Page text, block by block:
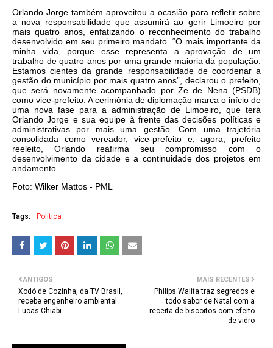
Orlando Jorge também aproveitou a ocasião para refletir sobre
a nova responsabilidade que assumirá ao gerir Limoeiro por
mais quatro anos, enfatizando o reconhecimento do trabalho
desenvolvido em seu primeiro mandato. “O mais importante da
minha vida, porque esse representa a aprovação de um
trabalho de quatro anos por uma grande maioria da população.
Estamos cientes da grande responsabilidade de coordenar a
gestão do município por mais quatro anos”, declarou o prefeito,
que será novamente acompanhado por Ze de Nena (PSDB)
como vice-prefeito. A cerimônia de diplomação marca o início de
uma nova fase para a administração de Limoeiro, que terá
Orlando Jorge e sua equipe à frente das decisões políticas e
administrativas por mais uma gestão. Com uma trajetória
consolidada como vereador, vice-prefeito e, agora, prefeito
reeleito, Orlando reafirma seu compromisso com o
desenvolvimento da cidade e a continuidade dos projetos em
andamento.
Foto: Wilker Mattos - PML
Tags: Política
MAIS RECENTES
Philips Walita traz segredos e
todo sabor de Natal com a
receita de biscoitos com efeito
de vidro
ANTIGOS
Xodó de Cozinha, da TV Brasil,
recebe engenheiro ambiental
Lucas Chiabi